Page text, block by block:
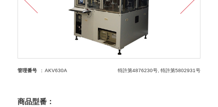
管理番号 AKV630A 特許第4876230号 特許第5802931号
商品型番：